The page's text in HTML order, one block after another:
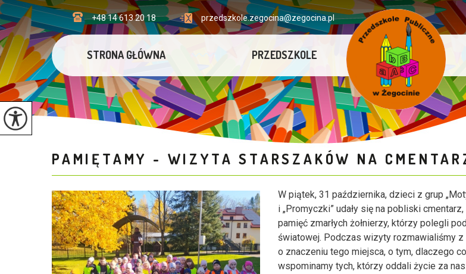
przedszkole.zegocina@zegocina.pl
+48 14 613 20 18
STRONA GŁÓWNA PRZEDSZKOLE
PAMIĘTAMY - WIZYTA STARSZAKÓW NA
W piątek, 31 października, dzieci z grup
i „Promyczki” udały się na pobliski
pamięć zmarłych żołnierzy, którzy polegli
światowej. Podczas wizyty rozmawialiśmy
o znaczeniu tego miejsca, o tym, dlaczego
wspominamy tych, którzy oddali życie za